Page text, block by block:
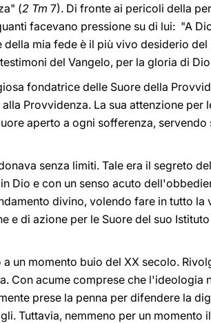
(2 Tm 7). Di fronte ai pericoli della
facevano pressione su di lui: "A
mia fede è il più vivo desiderio
del Vangelo, per la gloria di
fondatrice delle Suore della
Provvidenza. La sua attenzione per
aperto a ogni sofferenza,
senza limiti. Tale era il segreto
Dio e con un senso acuto
divino, volendo fare in tutto la
e di azione per le Suore del suo
un momento buio del XX secolo.
Con acume comprese che l'ideologia
prese la penna per difendere la
Tuttavia, nemmeno per un momento